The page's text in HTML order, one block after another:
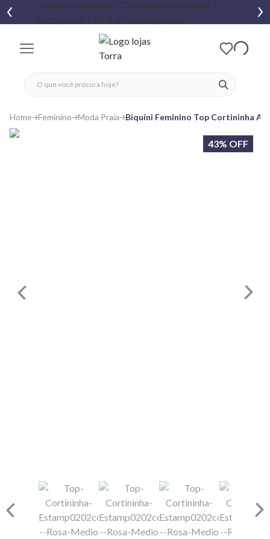
ver
fechar menu
fechar menu
favoritos
Home Feminino Moda Praia Biquíni Feminino Top Cortininha
43% OFF